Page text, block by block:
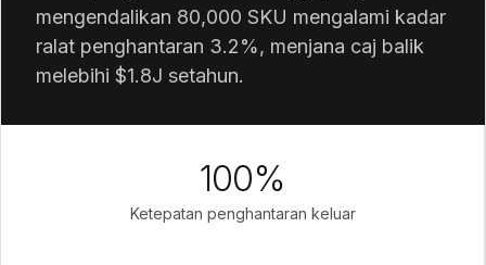
mengendalikan 80,000 SKU mengalami kadar
ralat penghantaran 3.2%, menjana caj balik
melebihi $1.8J setahun.
100%
Ketepatan penghantaran keluar